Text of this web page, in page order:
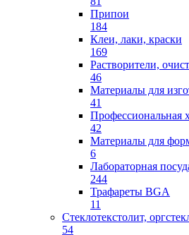
Припои
184
Клеи, лаки, краски
169
Растворители,
46
Материалы для
41
Профессиональная
42
Материалы для
6
Лабораторная
244
Трафареты BGA
11
Стеклотекстолит,
54